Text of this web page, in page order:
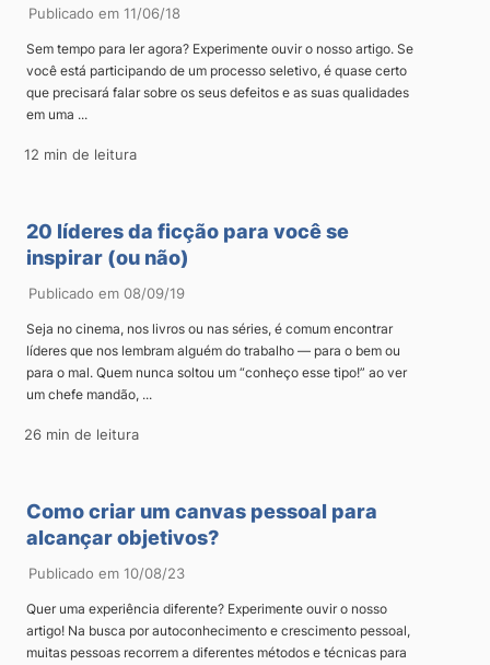
Publicado em 11/06/18
Sem tempo para ler agora? Experimente ouvir o nosso artigo. Se
você está participando de um processo seletivo, é quase certo
que precisará falar sobre os seus defeitos e as suas qualidades
em uma ...
12 min de leitura
20 líderes da ficção para você se
inspirar (ou não)
Publicado em 08/09/19
Seja no cinema, nos livros ou nas séries, é comum encontrar
líderes que nos lembram alguém do trabalho — para o bem ou
para o mal. Quem nunca soltou um “conheço esse tipo!” ao ver
um chefe mandão, ...
26 min de leitura
Como criar um canvas pessoal para
alcançar objetivos?
Publicado em 10/08/23
Quer uma experiência diferente? Experimente ouvir o nosso
artigo! Na busca por autoconhecimento e crescimento pessoal,
muitas pessoas recorrem a diferentes métodos e técnicas para